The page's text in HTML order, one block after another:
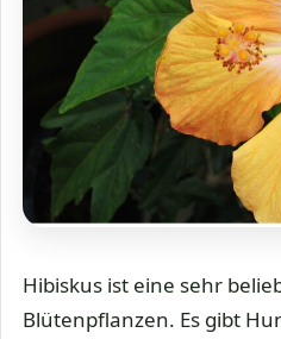
Hibiskus ist eine sehr
Blütenpflanzen. Es gibt